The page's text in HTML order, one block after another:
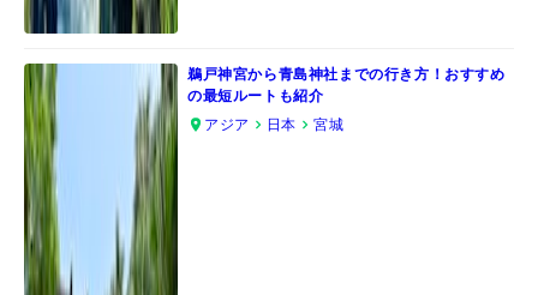
鵜戸神宮から青島神社までの行き方！おすすめ
の最短ルートも紹介
アジア
日本 宮城